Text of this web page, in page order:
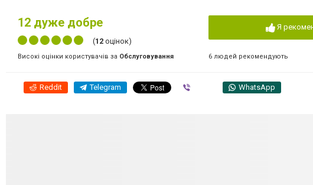
12 дуже добре
(12 оцінок)
Високі оцінки користувачів за Обслуговування
Я
6 людей рекомендують
Reddit Telegram WhatsApp